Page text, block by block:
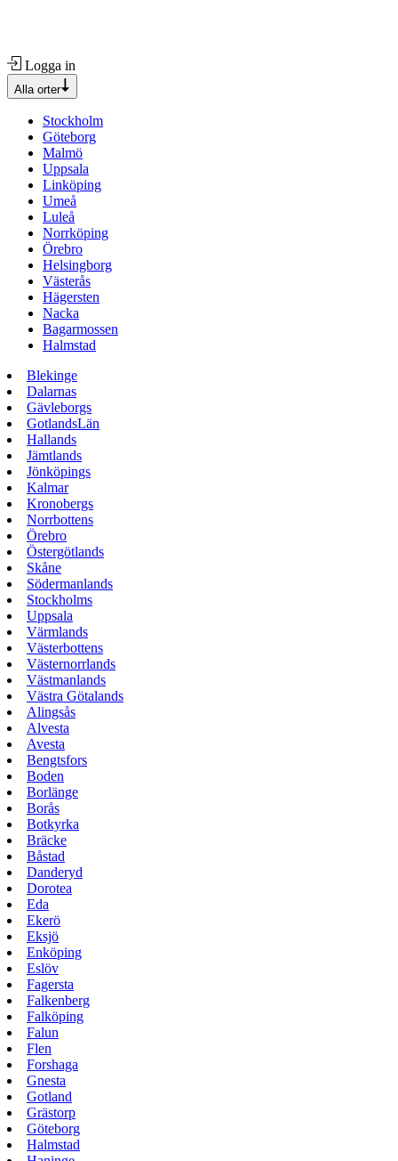
Logga in
Alla orter
Stockholm
Göteborg
Malmö
Uppsala
Linköping
Umeå
Luleå
Norrköping
Örebro
Helsingborg
Västerås
Hägersten
Nacka
Bagarmossen
Halmstad
Blekinge
Dalarnas
Gävleborgs
GotlandsLän
Hallands
Jämtlands
Jönköpings
Kalmar
Kronobergs
Norrbottens
Örebro
Östergötlands
Skåne
Södermanlands
Stockholms
Uppsala
Värmlands
Västerbottens
Västernorrlands
Västmanlands
Västra Götalands
Alingsås
Alvesta
Avesta
Bengtsfors
Boden
Borlänge
Borås
Botkyrka
Bräcke
Båstad
Danderyd
Dorotea
Eda
Ekerö
Eksjö
Enköping
Eslöv
Fagersta
Falkenberg
Falköping
Falun
Flen
Forshaga
Gnesta
Gotland
Grästorp
Göteborg
Halmstad